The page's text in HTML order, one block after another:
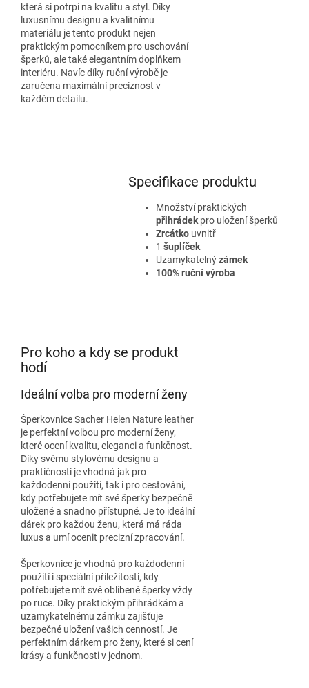
která si potrpí na kvalitu a styl. Díky
luxusnímu designu a kvalitnímu
materiálu je tento produkt nejen
praktickým pomocníkem pro uschování
šperků, ale také elegantním doplňkem
interiéru. Navíc díky ruční výrobě je
zaručena maximální preciznost v
každém detailu.
Specifikace produktu
Množství praktických
přihrádekpro uložení šperků
Zrcátkouvnitř
1 šuplíček
Uzamykatelnýzámek
100% ruční výroba
Pro koho a kdy se produkt
hodí
Ideální volba pro moderní ženy
Šperkovnice Sacher Helen Nature leather
je perfektní volbou pro moderní ženy,
které ocení kvalitu, eleganci a funkčnost.
Díky svému stylovému designu a
praktičnosti je vhodná jak pro
každodenní použití, tak i pro cestování,
kdy potřebujete mít své šperky bezpečně
uložené a snadno přístupné. Je to ideální
dárek pro každou ženu, která má ráda
luxus a umí ocenit precizní zpracování.
Šperkovnice je vhodná pro každodenní
použití i speciální příležitosti, kdy
potřebujete mít své oblíbené šperky vždy
po ruce. Díky praktickým přihrádkám a
uzamykatelnému zámku zajišťuje
bezpečné uložení vašich cenností. Je
perfektním dárkem pro ženy, které si cení
krásy a funkčnosti v jednom.